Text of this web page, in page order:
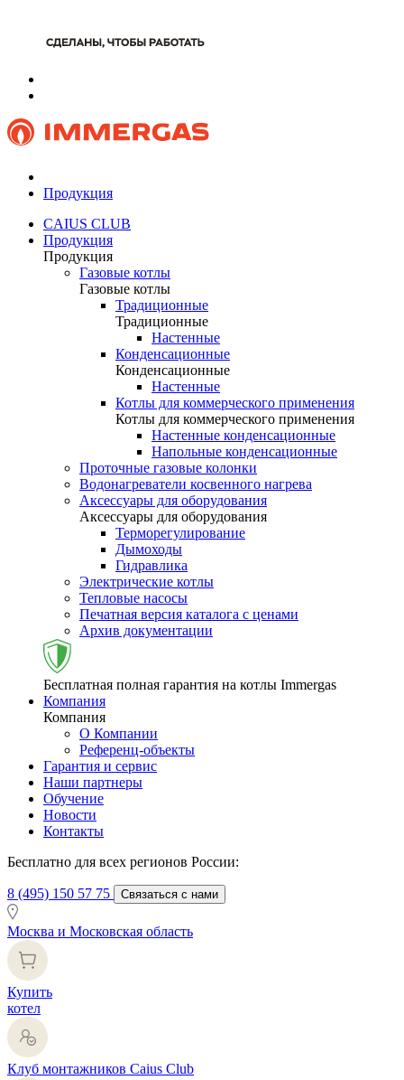
Продукция
CAIUS CLUB
Продукция
Продукция
Газовые котлы
Газовые котлы
Традиционные
Традиционные
Настенные
Конденсационные
Конденсационные
Настенные
Котлы для коммерческого применения
Котлы для коммерческого применения
Настенные конденсационные
Напольные конденсационные
Проточные газовые колонки
Водонагреватели косвенного нагрева
Аксессуары для оборудования
Аксессуары для оборудования
Терморегулирование
Дымоходы
Гидравлика
Электрические котлы
Тепловые насосы
Печатная версия каталога с ценами
Архив документации
Бесплатная полная гарантия на котлы Immergas
Компания
Компания
О Компании
Референц-объекты
Гарантия и сервис
Наши партнеры
Обучение
Новости
Контакты
Бесплатно для всех регионов России:
8 (495) 150 57 75 Связаться с нами
Москва и Московская область
Купить
котел
Клуб монтажников Caius Club